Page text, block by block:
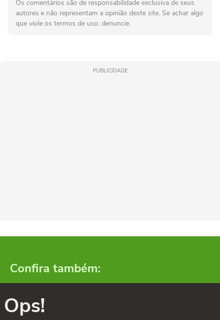
Os comentários são de responsabilidade exclusiva de seus
autores e não representam a opinião deste site. Se achar algo
que viole os termos de uso, denuncie.
PUBLICIDADE
Confira também:
Ops!